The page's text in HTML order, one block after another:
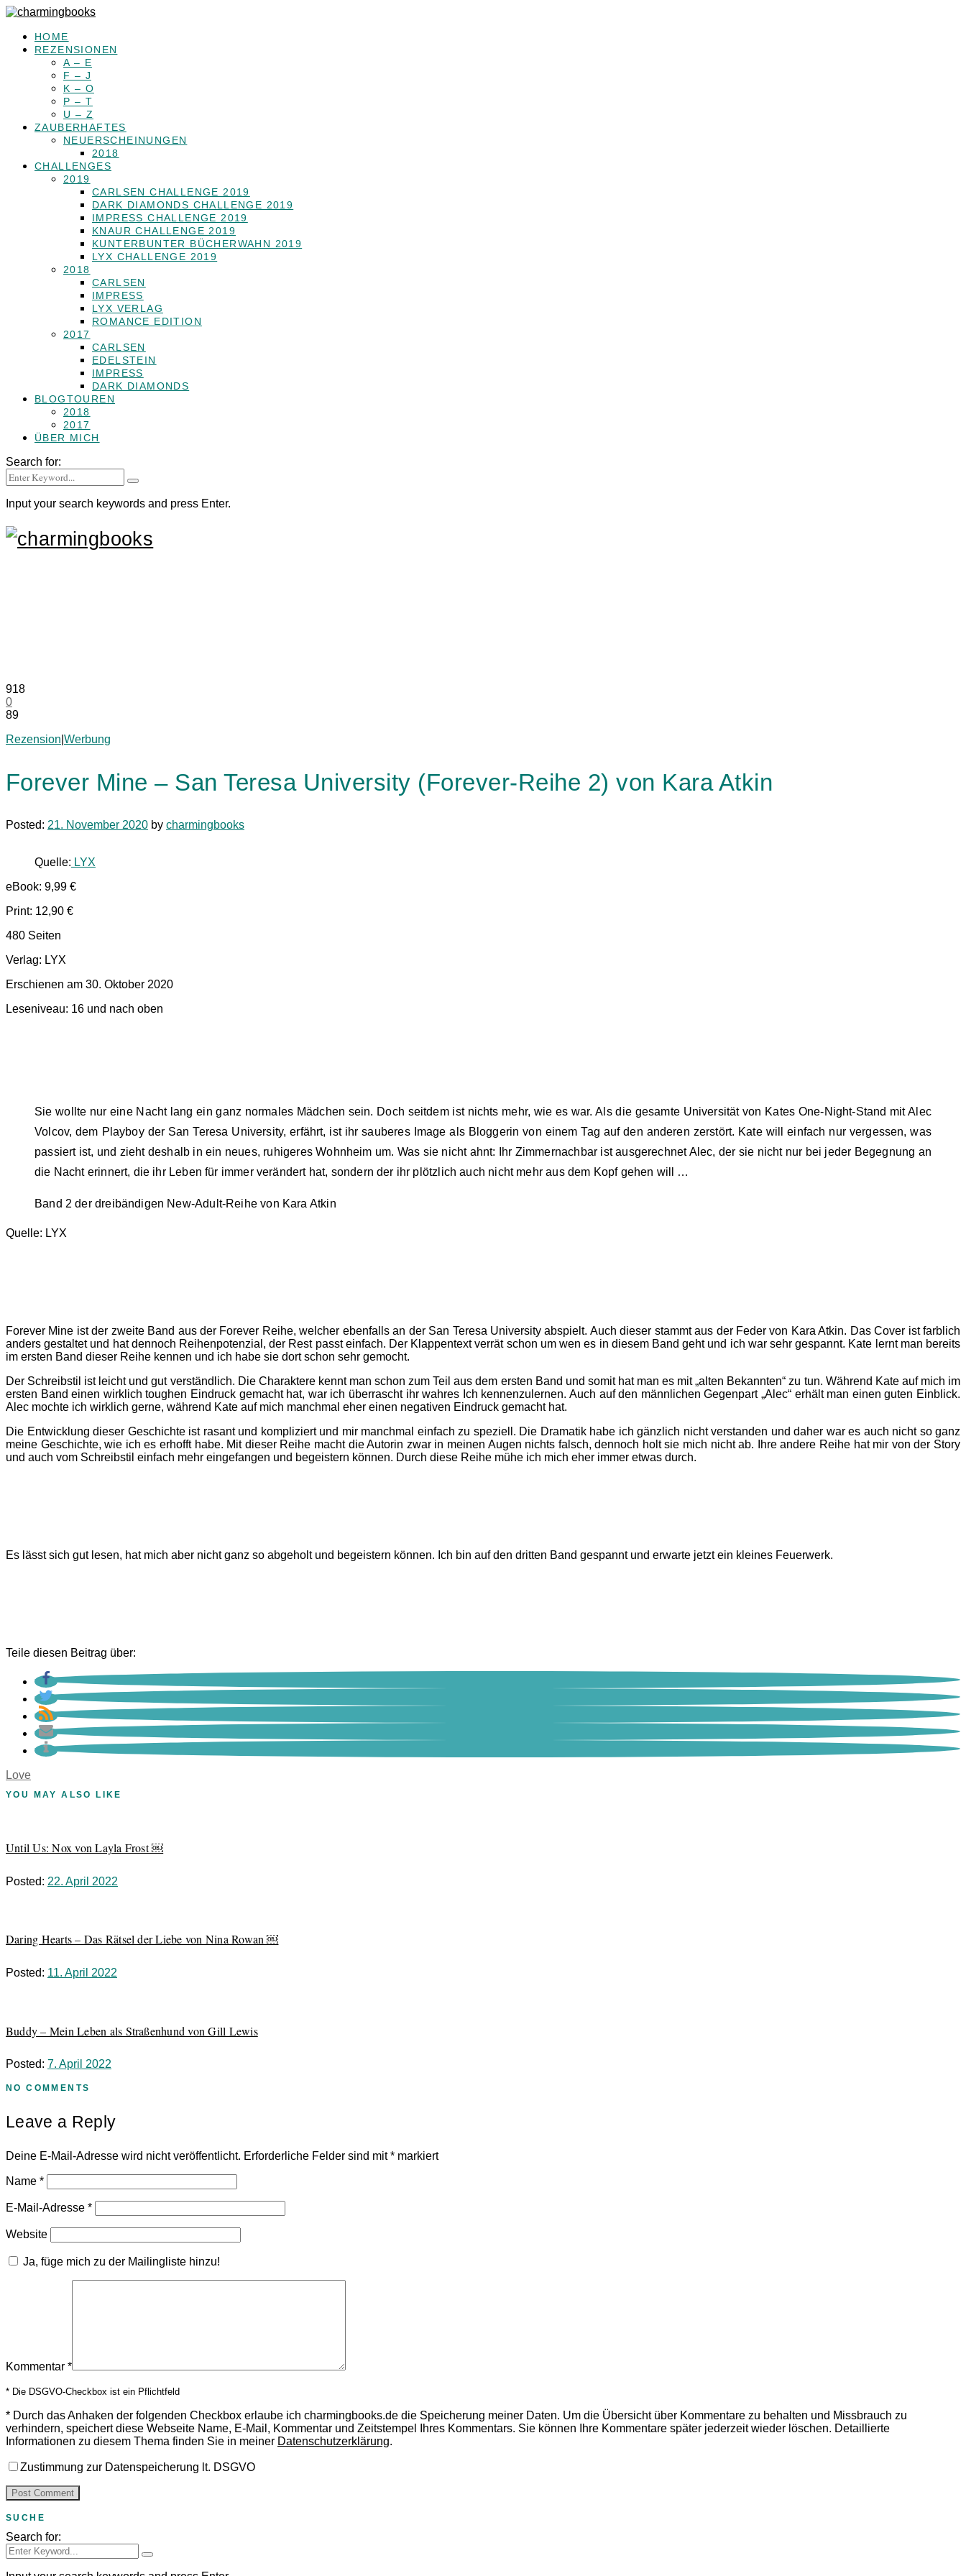
HOME
REZENSIONEN
A – E
F – J
K – O
P – T
U – Z
ZAUBERHAFTES
NEUERSCHEINUNGEN
2018
CHALLENGES
2019
CARLSEN CHALLENGE 2019
DARK DIAMONDS CHALLENGE 2019
IMPRESS CHALLENGE 2019
KNAUR CHALLENGE 2019
KUNTERBUNTER BÜCHERWAHN 2019
LYX CHALLENGE 2019
2018
CARLSEN
IMPRESS
LYX VERLAG
ROMANCE EDITION
2017
CARLSEN
EDELSTEIN
IMPRESS
DARK DIAMONDS
BLOGTOUREN
2018
2017
ÜBER MICH
Search for:
Input your search keywords and press Enter.
918
0
89
Rezension Werbung
Forever Mine – San Teresa University (Forever-Reihe 2) von Kara Atkin
Posted: 21. November 2020 by charmingbooks
Quelle: LYX
eBook: 9,99 €
Print: 12,90 €
480 Seiten
Verlag: LYX
Erschienen am 30. Oktober 2020
Leseniveau: 16 und nach oben
Sie wollte nur eine Nacht lang ein ganz normales Mädchen sein. Doch seitdem ist nichts mehr, wie es war. Als die gesamte Universität von Kates One-Night-Stand mit Alec
Volcov, dem Playboy der San Teresa University, erfährt, ist ihr sauberes Image als Bloggerin von einem Tag auf den anderen zerstört. Kate will einfach nur vergessen, was
passiert ist, und zieht deshalb in ein neues, ruhigeres Wohnheim um. Was sie nicht ahnt: Ihr Zimmernachbar ist ausgerechnet Alec, der sie nicht nur bei jeder Begegnung an
die Nacht erinnert, die ihr Leben für immer verändert hat, sondern der ihr plötzlich auch nicht mehr aus dem Kopf gehen will …
Band 2 der dreibändigen New-Adult-Reihe von Kara Atkin
Quelle: LYX
Forever Mine ist der zweite Band aus der Forever Reihe, welcher ebenfalls an der San Teresa University abspielt. Auch dieser stammt aus der Feder von Kara Atkin. Das Cover ist farblich
anders gestaltet und hat dennoch Reihenpotenzial, der Rest passt einfach. Der Klappentext verrät schon um wen es in diesem Band geht und ich war sehr gespannt. Kate lernt man bereits
im ersten Band dieser Reihe kennen und ich habe sie dort schon sehr gemocht.
Der Schreibstil ist leicht und gut verständlich. Die Charaktere kennt man schon zum Teil aus dem ersten Band und somit hat man es mit „alten Bekannten“ zu tun. Während Kate auf mich im
ersten Band einen wirklich toughen Eindruck gemacht hat, war ich überrascht ihr wahres Ich kennenzulernen. Auch auf den männlichen Gegenpart „Alec“ erhält man einen guten Einblick.
Alec mochte ich wirklich gerne, während Kate auf mich manchmal eher einen negativen Eindruck gemacht hat.
Die Entwicklung dieser Geschichte ist rasant und kompliziert und mir manchmal einfach zu speziell. Die Dramatik habe ich gänzlich nicht verstanden und daher war es auch nicht so ganz
meine Geschichte, wie ich es erhofft habe. Mit dieser Reihe macht die Autorin zwar in meinen Augen nichts falsch, dennoch holt sie mich nicht ab. Ihre andere Reihe hat mir von der Story
und auch vom Schreibstil einfach mehr eingefangen und begeistern können. Durch diese Reihe mühe ich mich eher immer etwas durch.
Es lässt sich gut lesen, hat mich aber nicht ganz so abgeholt und begeistern können. Ich bin auf den dritten Band gespannt und erwarte jetzt ein kleines Feuerwerk.
Teile diesen Beitrag über:
Love
YOU MAY ALSO LIKE
Until Us: Nox von Layla Frost ￼
Posted: 22. April 2022
Daring Hearts – Das Rätsel der Liebe von Nina Rowan ￼
Posted: 11. April 2022
Buddy – Mein Leben als Straßenhund von Gill Lewis
Posted: 7. April 2022
NO COMMENTS
Leave a Reply
Deine E-Mail-Adresse wird nicht veröffentlicht. Erforderliche Felder sind mit* markiert
Name *
E-Mail-Adresse *
Website
Ja, füge mich zu der Mailingliste hinzu!
Kommentar *
* Die DSGVO-Checkbox ist ein Pflichtfeld
* Durch das Anhaken der folgenden Checkbox erlaube ich charmingbooks.de die Speicherung meiner Daten. Um die Übersicht über Kommentare zu behalten und Missbrauch zu
verhindern, speichert diese Webseite Name, E-Mail, Kommentar und Zeitstempel Ihres Kommentars. Sie können Ihre Kommentare später jederzeit wieder löschen. Detaillierte
Informationen zu diesem Thema finden Sie in meiner Datenschutzerklärung.
Zustimmung zur Datenspeicherung lt. DSGVO
SUCHE
Search for: